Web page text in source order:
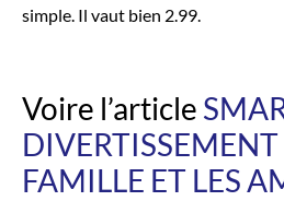
simple. Il vaut bien 2.99.
Voire l’article
FAMILLE ET LES